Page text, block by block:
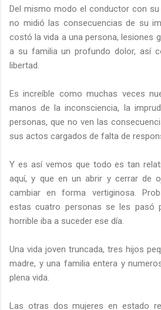
Del mismo modo el conductor con
no midió las consecuencias de su
costó la vida a una persona, lesiones
a su familia un profundo dolor, así
libertad.
Es increíble como muchas veces
manos de la inconsciencia, la
personas, que no ven las
sus actos cargados de falta de
Y es así vemos que todo es tan
aquí, y que en un abrir y cerrar de
cambiar en forma vertiginosa.
estas cuatro personas se les pasó
horrible iba a suceder ese día.
Una vida joven truncada, tres hijos
madre, y una familia entera y
plena vida.
Las otras dos mujeres en estado